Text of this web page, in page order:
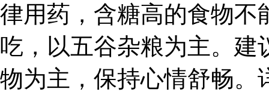
律用药，含糖高的食物不
吃，以五谷杂粮为主。建
物为主，保持心情舒畅。